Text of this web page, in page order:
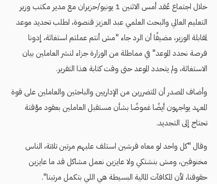
خلال اجتماع عُقد أمس الاثنين 1 يونيو/حزيران مع مدير مكتب وزير
التعليم العالي والبحث العلمي عبد العزيز قنصوة، لطلب تحديد موعد
لمقابلة الوزير، مضيفًا أن الرد جاء "مش أنتم عملتم استغاثة، إدونا
فرصة نحدد الموعد" في مماطلة من الوزارة جزاء لنشر العاملين بيان
الاستغاثة، ولم يتحدد الموعد حتى وقت كتابة هذا التقرير.
وأضاف المصدر أن المتضررين من الإداريين والباحثين والعاملين على قوة
المعهد يواجهون أيضًا غموضًا بشأن مستقبل العاملين بعقود مؤقتة
تحتاج إلى التجديد.
وقال "كل واحد لو معاه قرشين استلف عليهم مرتين تلاتة، الناس
مخنوقين، ومش بنشتكي ولا عايزين نعمل مشاكل قد ما عايزين
حقوقنا، لأن المكافآت المالية البسيطة هي اللي بتكمل مرتبنا".